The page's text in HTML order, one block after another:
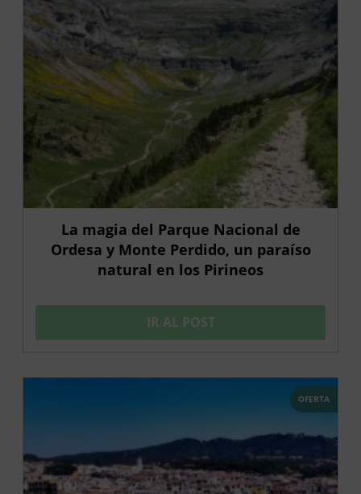
La magia del Parque Nacional de
Ordesa y Monte Perdido, un paraíso
natural en los Pirineos
IR AL POST
OFERTA